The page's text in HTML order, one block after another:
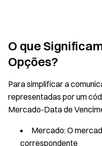
O que
Opções?
Para simplificar a
representadas por um
Mercado-Data de
Mercado: O
correspondente